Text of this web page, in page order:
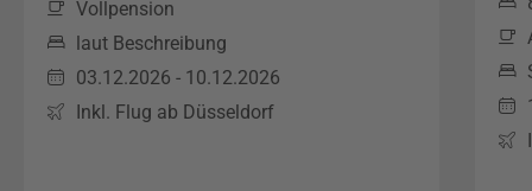
Vollpension
laut Beschreibung
03.12.2026 - 10.12.2026
Inkl. Flug ab Düsseldorf